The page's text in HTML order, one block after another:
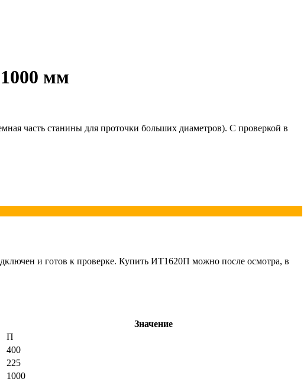
мм
часть станины для проточки больших диаметров). С проверкой в
и готов к проверке. Купить ИТ1620П можно после осмотра, в
Значение
П
400
225
1000